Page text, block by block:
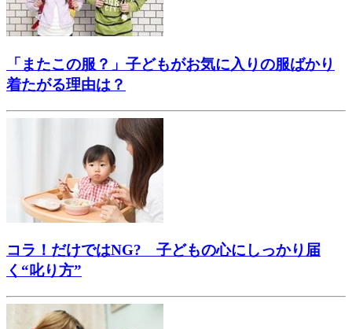
「またこの服？」子どもがお気に入りの服ばかり
着たがる理由は？
コラ！だけではNG? 子どもの心にしっかり届
く“叱り方”